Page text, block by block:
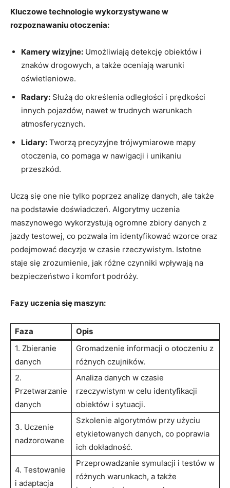
Kluczowe technologie wykorzystywane ‍w
rozpoznawaniu⁤ otoczenia:
Kamery wizyjne: Umożliwiają detekcję obiektów i⁢
znaków ⁢drogowych, a także oceniają ⁢warunki
oświetleniowe.
Radary: Służą do⁣ określenia odległości i prędkości
innych pojazdów, nawet w‍ trudnych⁣ warunkach
‍atmosferycznych.
Lidary: Tworzą precyzyjne ⁤trójwymiarowe mapy
otoczenia, co pomaga w nawigacji i unikaniu
⁤przeszkód.
Uczą⁣ się ⁣one nie tylko poprzez⁢ analizę danych, ale także
na podstawie doświadczeń. Algorytmy uczenia
⁤maszynowego wykorzystują​ ogromne zbiory ⁣danych z
jazdy testowej, co pozwala‍ im identyfikować‍ wzorce oraz⁢
podejmować decyzje w czasie rzeczywistym. Istotne
staje się zrozumienie, jak‌ różne czynniki⁢ wpływają na
bezpieczeństwo i komfort podróży.
Fazy ‍uczenia ⁣się maszyn:
Faza
Opis
1. ‌Zbieranie
danych
Gromadzenie informacji o otoczeniu z
różnych czujników.
2.
Przetwarzanie
danych
Analiza danych w czasie
rzeczywistym w celu⁣ identyfikacji
obiektów ‌i sytuacji.
3. Uczenie
‍nadzorowane
Szkolenie algorytmów​ przy użyciu‍
etykietowanych‍ danych,‌ co poprawia
ich dokładność.
4. Testowanie‍
i adaptacja
Przeprowadzanie symulacji i testów ​w‌
różnych warunkach, a‍ także